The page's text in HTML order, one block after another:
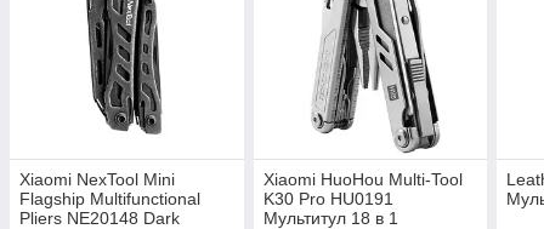
Xiaomi NexTool Mini
Flagship Multifunctional
Pliers NE20148 Dark
Xiaomi HuoHou Multi-Tool
K30 Pro HU0191
Мультитул 18 в 1